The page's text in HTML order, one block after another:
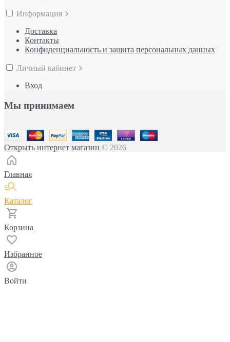
Информация
Доставка
Контакты
Конфиденциальность и защита персональных данных
Личный кабинет
Вход
Мы принимаем
Открыть интернет магазин © 2026
Главная
Каталог
Корзина
Избранное
Войти